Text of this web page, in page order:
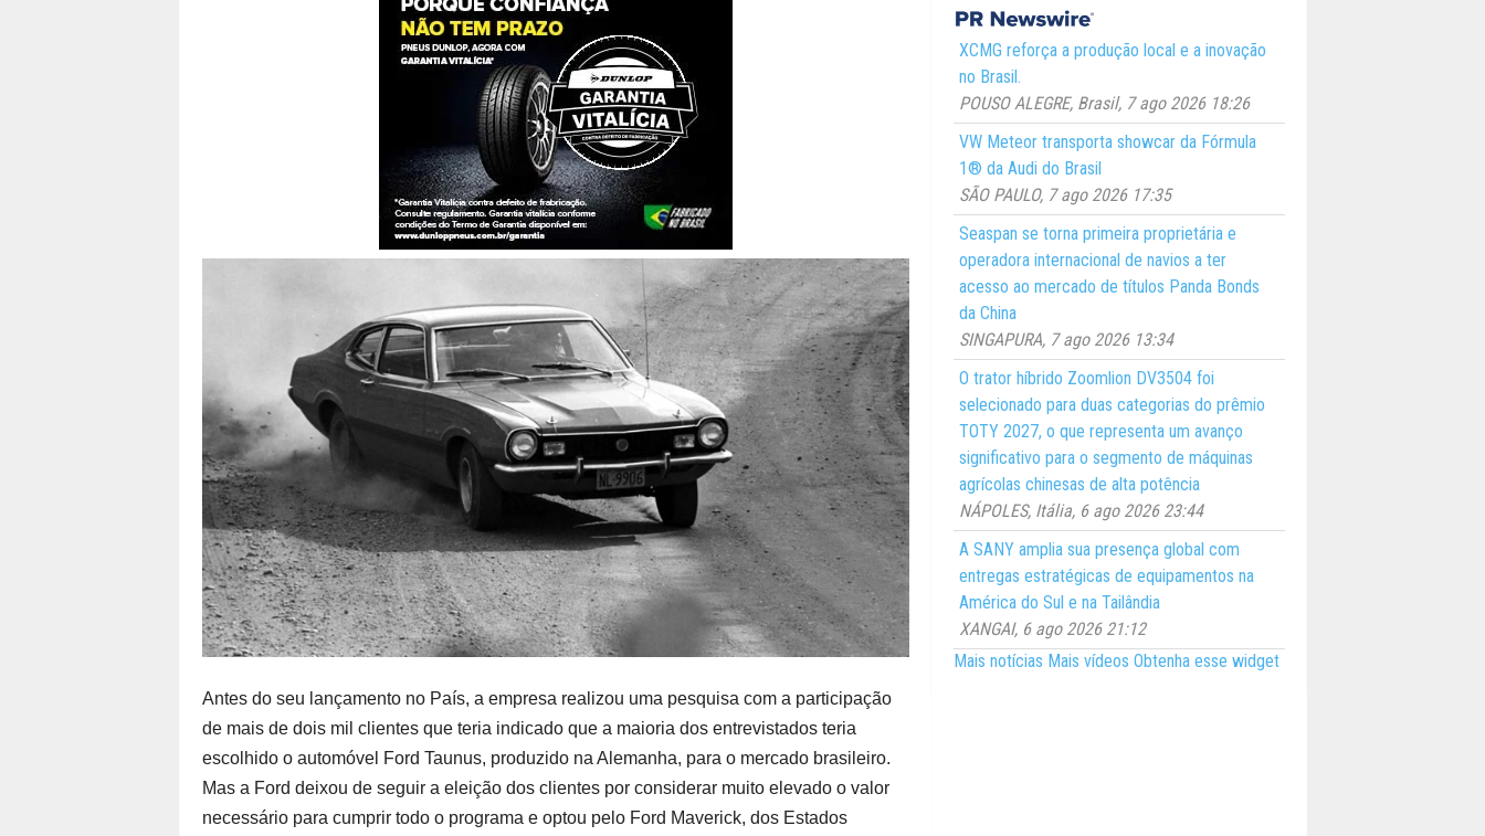
Antes do seu lançamento no País, a empresa realizou uma pesquisa com a participação
de mais de dois mil clientes que teria indicado que a maioria dos entrevistados teria
escolhido o automóvel Ford Taunus, produzido na Alemanha, para o mercado brasileiro.
Mas a Ford deixou de seguir a eleição dos clientes por considerar muito elevado o valor
necessário para cumprir todo o programa e optou pelo Ford Maverick, dos Estados
XCMG reforça a produção local e a inovação
no Brasil.
POUSO ALEGRE, Brasil, 7 ago 2026 18:26
VW Meteor transporta showcar da Fórmula
1® da Audi do Brasil
SÃO PAULO, 7 ago 2026 17:35
Seaspan se torna primeira proprietária e
operadora internacional de navios a ter
acesso ao mercado de títulos Panda Bonds
da China
SINGAPURA, 7 ago 2026 13:34
O trator híbrido Zoomlion DV3504 foi
selecionado para duas categorias do prêmio
TOTY 2027, o que representa um avanço
significativo para o segmento de máquinas
agrícolas chinesas de alta potência
NÁPOLES, Itália, 6 ago 2026 23:44
A SANY amplia sua presença global com
entregas estratégicas de equipamentos na
América do Sul e na Tailândia
XANGAI, 6 ago 2026 21:12
Mais notícias Mais vídeos Obtenha esse widget